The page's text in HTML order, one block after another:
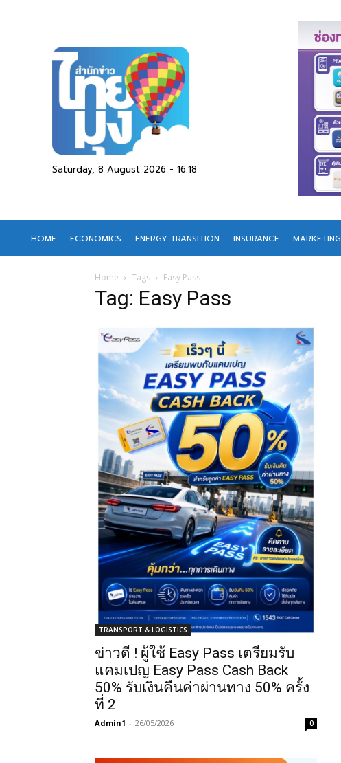
Saturday, 8 August 2026 - 16:18
HOME ECONOMICS ENERGY TRANSITION INSURANCE MARKETING
Home Tags Easy Pass
Tag: Easy Pass
TRANSPORT & LOGISTICS
ข่าวดี ! ผู้ใช้ Easy Pass เตรียมรับ
แคมเปญ Easy Pass Cash Back
50% รับเงินคืนค่าผ่านทาง 50% ครั้ง
ที่ 2
Admin1 - 26/05/2026 0